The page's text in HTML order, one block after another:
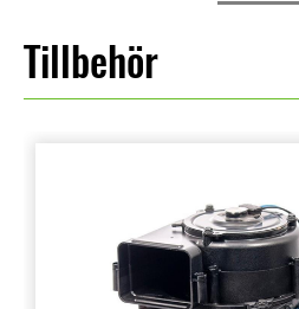
Tillbehör